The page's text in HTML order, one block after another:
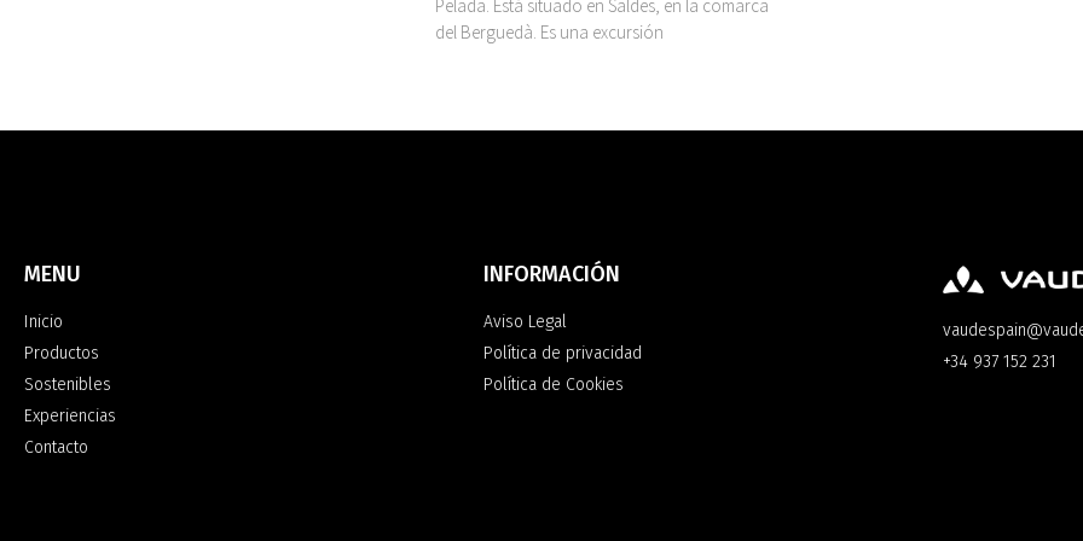
Pelada. Está situado en Saldes, en la comarca
del Berguedà. Es una excursión
MENU
Inicio
Productos
Sostenibles
Experiencias
Contacto
INFORMACIÓN
Aviso Legal
Política de privacidad
Política de Cookies
+34 937 152 231